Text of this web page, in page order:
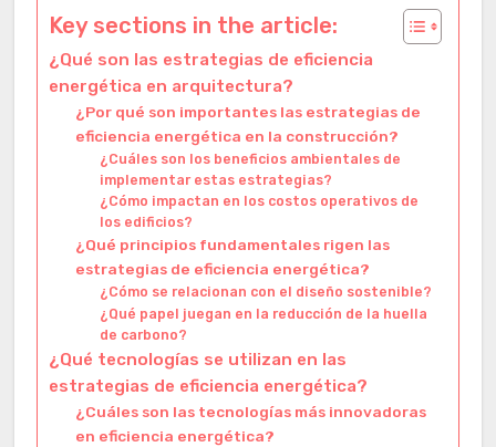
Key sections in the article:
¿Qué son las estrategias de eficiencia
energética en arquitectura?
¿Por qué son importantes las estrategias de
eficiencia energética en la construcción?
¿Cuáles son los beneficios ambientales de
implementar estas estrategias?
¿Cómo impactan en los costos operativos de
los edificios?
¿Qué principios fundamentales rigen las
estrategias de eficiencia energética?
¿Cómo se relacionan con el diseño sostenible?
¿Qué papel juegan en la reducción de la huella
de carbono?
¿Qué tecnologías se utilizan en las
estrategias de eficiencia energética?
¿Cuáles son las tecnologías más innovadoras
en eficiencia energética?